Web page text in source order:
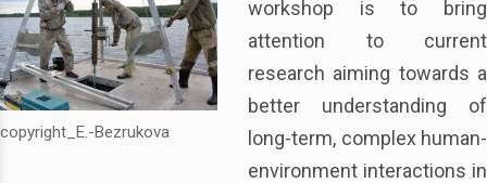
copyright_E.-Bezrukova
workshop is to bring
attention to current
research aiming towards a
better understanding of
long-term, complex human-
environment interactions in